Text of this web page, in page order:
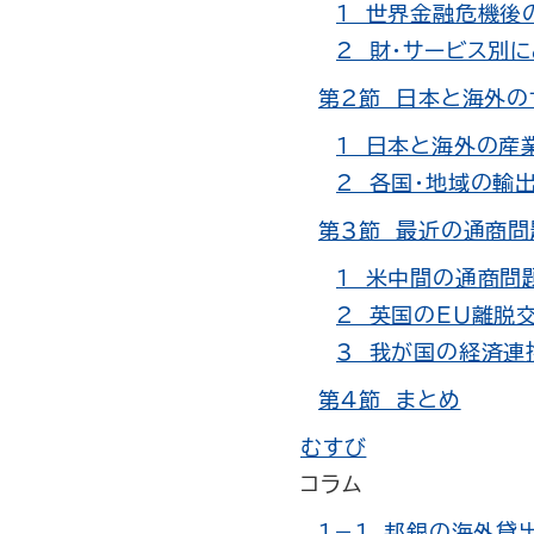
1 世界金融危機後
2 財・サービス別
第2節 日本と海外の
1 日本と海外の産
2 各国・地域の輸
第3節 最近の通商問
1 米中間の通商問
2 英国のEU離脱
3 我が国の経済連
第4節 まとめ
むすび
コラム